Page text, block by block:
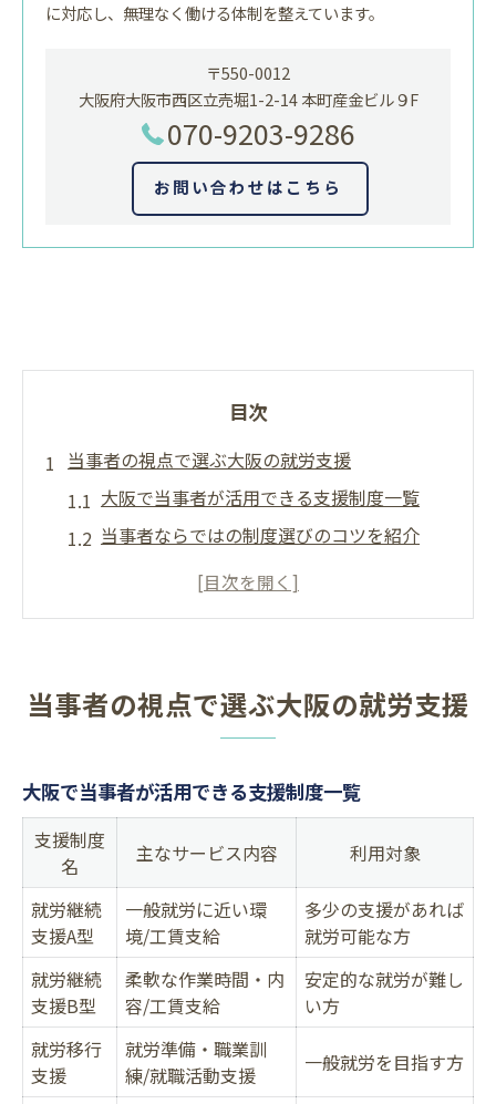
に対応し、無理なく働ける体制を整えています。
〒550-0012
大阪府大阪市西区立売堀1-2-14 本町産金ビル９F
070-9203-9286
お問い合わせはこちら
目次
当事者の視点で選ぶ大阪の就労支援
大阪で当事者が活用できる支援制度一覧
当事者ならではの制度選びのコツを紹介
就労支援を探すなら押さえたいポイント
大阪市における障がい者手当の要点整理
大阪市で受けられる障がい者手当の種類一
当事者が知っておきたい手当の支給条件
手当対象になるための確認ポイント
所得制限や年齢条件など当事者の疑問解消
支給対象外になりやすいケースを整理
就労イニシアティブ活用術を当事者目線で解説
イニシアティブ活用で広がる当事者の選択
当事者が実感するイニシアティブのメリッ
当事者の視点で選ぶ大阪の就労支援
大阪で当事者が活用できる支援制度一覧
支援制度
名
主なサービス内容 利用対象
就労継続
支援A型
一般就労に近い環
境/工賃支給
多少の支援があれば
就労可能な方
就労継続
支援B型
柔軟な作業時間・内
容/工賃支給
安定的な就労が難し
い方
就労移行
支援
就労準備・職業訓
練/就職活動支援
一般就労を目指す方